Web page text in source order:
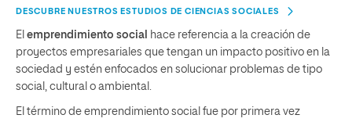
DESCUBRE NUESTROS ESTUDIOS DE CIENCIAS SOCIALES
El emprendimiento social
hace referencia a la creación de
proyectos empresariales que tengan un impacto positivo en la
sociedad y estén enfocados en solucionar problemas de tipo
social, cultural o ambiental.
El término de emprendimiento social fue por primera vez